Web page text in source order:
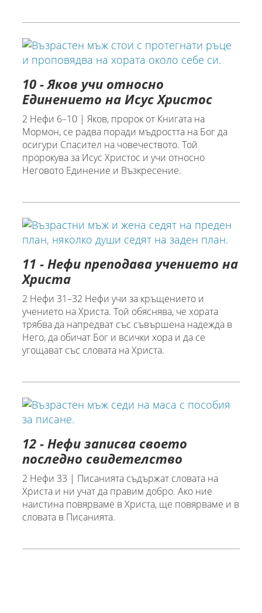
10 - Яков учи относно
Единението на Исус Христос
2 Нефи 6–10 | Яков, пророк от Книгата на
Мормон, се радва поради мъдростта на Бог да
осигури Спасител на човечеството. Той
пророкува за Исус Христос и учи относно
Неговото Единение и Възкресение.
11 - Нефи преподава учението на
Христа
2 Нефи 31–32 Нефи учи за кръщението и
учението на Христа. Той обяснява, че хората
трябва да напредват със съвършена надежда в
Него, да обичат Бог и всички хора и да се
угощават със словата на Христа.
12 - Нефи записва своето
последно свидетелство
2 Нефи 33 | Писанията съдържат словата на
Христа и ни учат да правим добро. Ако ние
наистина повярваме в Христа, ще повярваме и в
словата в Писанията.